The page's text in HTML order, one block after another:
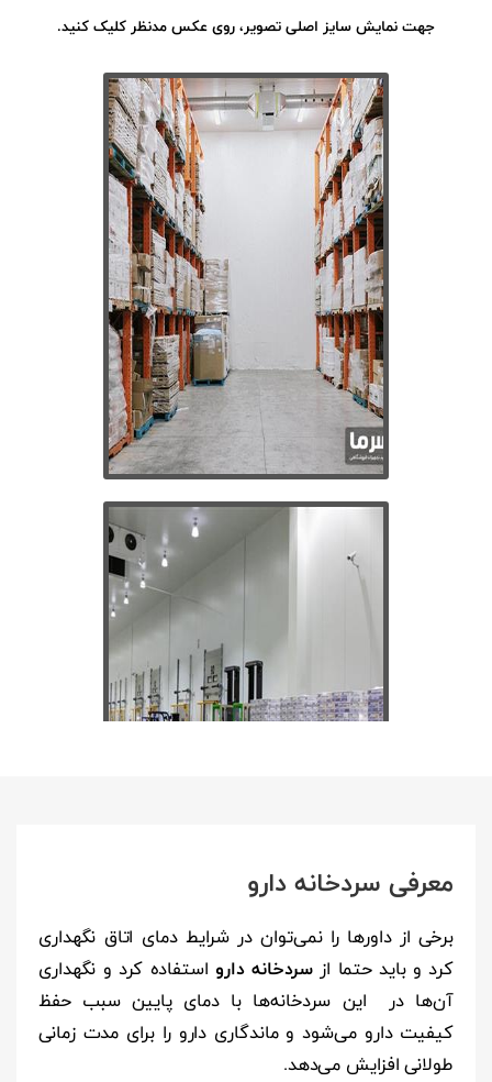
جهت نمایش سایز اصلی تصویر، روی عکس مدنظر کلیک کنید.
معرفی سردخانه دارو
برخی از داورها را نمی‌توان در شرایط دمای اتاق نگهداری
کرد و باید حتما از سردخانه دارو استفاده کرد و نگهداری
آن‌ها در این سردخانه‌ها با دمای پایین سبب حفظ
کیفیت دارو می‌شود و ماندگاری دارو را برای مدت زمانی
طولانی افزایش می‌دهد.